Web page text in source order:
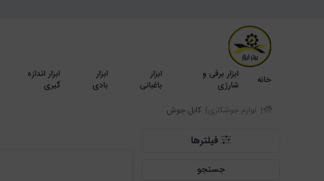
خانه
ابزار برقی و
شارژی
ابزار
باغبانی
ابزار
بادی
ابزار اندازه
گیری
لوازم جوشکاری کابل جوش
فیلترها
جستجو